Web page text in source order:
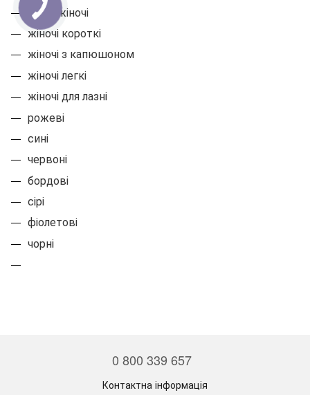
довгі жіночі
жіночі короткі
жіночі з капюшоном
жіночі легкі
жіночі для лазні
рожеві
сині
червоні
бордові
сірі
фіолетові
чорні
0 800 339 657
Контактна інформація